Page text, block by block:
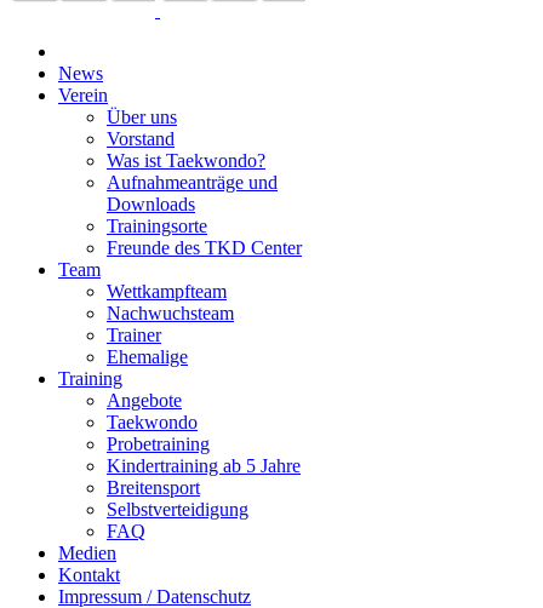
News
Verein
Über uns
Vorstand
Was ist Taekwondo?
Aufnahmeanträge und
Downloads
Trainingsorte
Freunde des TKD Center
Team
Wettkampfteam
Nachwuchsteam
Trainer
Ehemalige
Training
Angebote
Taekwondo
Probetraining
Kindertraining ab 5 Jahre
Breitensport
Selbstverteidigung
FAQ
Medien
Kontakt
Impressum / Datenschutz